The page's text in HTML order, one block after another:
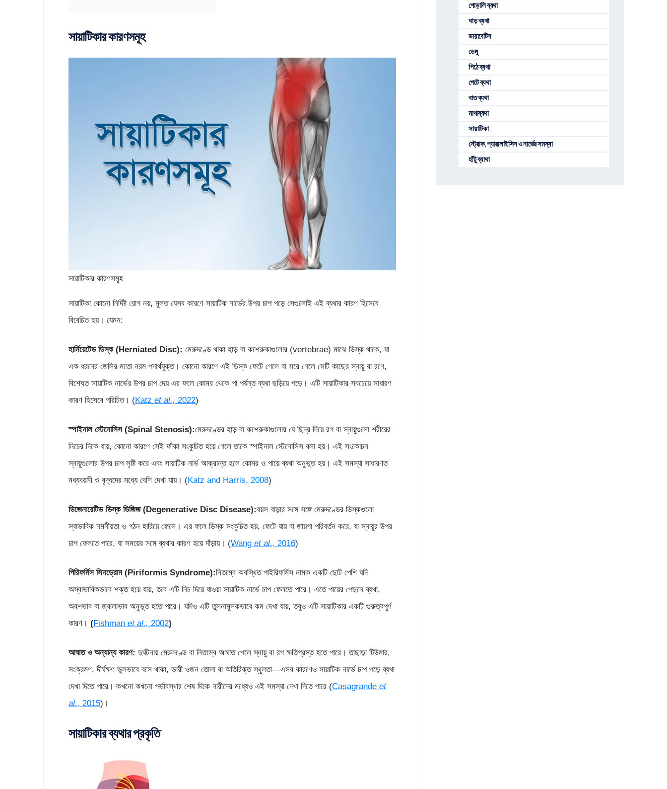
সায়াটিকার কারণসমূহ
সায়াটিকার কারণসমূহ
সায়াটিকা কোনো নির্দিষ্ট রোগ নয়, মূলত যেসব কারণে সায়াটিক নার্ভের উপর চাপ পড়ে সেগুলোই এই ব্যথার কারণ হিসেবে
বিবেচিত হয়। যেমন:
হার্নিয়েটেড ডিস্ক (Herniated Disc): মেরুদণ্ডে থাকা হাড় বা কশেরুকাগুলোর (vertebrae) মাঝে ডিস্ক থাকে, যা
এক ধরনের জেলির মতো নরম পদার্থযুক্ত। কোনো কারণে এই ডিস্ক ফেটে গেলে বা সরে গেলে সেটি কাছের স্নায়ু বা রগে,
বিশেষত সায়াটিক নার্ভের উপর চাপ দেয় এর ফলে কোমর থেকে পা পর্যন্ত ব্যথা ছড়িয়ে পড়ে। এটি সায়াটিকার সবচেয়ে সাধারণ
কারণ হিসেবে পরিচিত। (Katz et al., 2022)
স্পাইনাল স্টেনোসিস (Spinal Stenosis):মেরুদণ্ডের হাড় বা কশেরুকাগুলোর যে ছিদ্র দিয়ে রগ বা স্নায়ুগুলো শরীরের
নিচের দিকে যায়, কোনো কারণে সেই ফাঁকা সংকুচিত হয়ে গেলে তাকে স্পাইনাল স্টেনোসিস বলা হয়। এই সংকোচন
স্নায়ুগুলোর উপর চাপ সৃষ্টি করে এবং সায়াটিক নার্ভ আক্রান্ত হলে কোমর ও পায়ে ব্যথা অনুভূত হয়। এই সমস্যা সাধারণত
মধ্যবয়সী ও বৃদ্ধদের মধ্যে বেশি দেখা যায়। (Katz and Harris, 2008)
ডিজেনারেটিভ ডিস্ক ডিজিজ (Degenerative Disc Disease):বয়স বাড়ার সঙ্গে সঙ্গে মেরুদণ্ডের ডিস্কগুলো
স্বাভাবিক নমনীয়তা ও গঠন হারিয়ে ফেলে। এর ফলে ডিস্ক সংকুচিত হয়, ফেটে যায় বা জায়গা পরিবর্তন করে, যা স্নায়ুর উপর
চাপ ফেলতে পারে, যা সময়ের সঙ্গে ব্যথার কারণ হয়ে দাঁড়ায়। (Wang et al., 2016)
পিরিফর্মিস সিনড্রোম (Piriformis Syndrome):নিতম্বে অবস্থিত পাইরিফর্মিস নামক একটি ছোট পেশি যদি
অস্বাভাবিকভাবে শক্ত হয়ে যায়, তবে এটি নিচ দিয়ে যাওয়া সায়াটিক নার্ভে চাপ ফেলতে পারে। এতে পায়ের পেছনে ব্যথা,
অবশভাব বা জ্বালাভাব অনুভূত হতে পারে। যদিও এটি তুলনামূলকভাবে কম দেখা যায়, তবুও এটি সায়াটিকার একটি গুরুত্বপূর্ণ
কারণ। (Fishman et al., 2002)
আঘাত ও অন্যান্য কারণ: দুর্ঘটনায় মেরুদণ্ডে বা নিতম্বে আঘাত পেলে স্নায়ু বা রগ ক্ষতিগ্রস্ত হতে পারে। তাছাড়া টিউমার,
সংক্রমণ, দীর্ঘক্ষণ ভুলভাবে বসে থাকা, ভারী ওজন তোলা বা অতিরিক্ত স্থূলতা—এসব কারণেও সায়াটিক নার্ভে চাপ পড়ে ব্যথা
দেখা দিতে পারে। কখনো কখনো গর্ভাবস্থার শেষ দিকে নারীদের মধ্যেও এই সমস্যা দেখা দিতে পারে (Casagrande et
al., 2015)।
সায়াটিকার ব্যথার প্রকৃতি
গোড়ালি ব্যথা
ঘাড় ব্যথা
ডায়াবেটিস
ডেঙ্গু
পিঠে ব্যথা
পেটে ব্যথা
বাত ব্যথা
মাথাব্যথা
সায়াটিকা
স্ট্রোক, প্যারালাইসিস ও নার্ভের সমস্যা
হাঁটু ব্যাথা